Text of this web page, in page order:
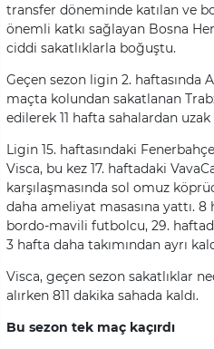
transfer döneminde katılan ve
önemli katkı sağlayan Bosna
ciddi sakatlıklarla boğuştu.
Geçen sezon ligin 2. haftasında
maçta kolundan sakatlanan
edilerek 11 hafta sahalardan uzak
Ligin 15. haftasındaki
Visca, bu kez 17. haftadaki
karşılaşmasında sol omuz
daha ameliyat masasına yattı.
bordo-mavili futbolcu, 29.
3 hafta daha takımından ayrı
Visca, geçen sezon sakatlıklar
alırken 811 dakika sahada kaldı.
Bu sezon tek maç kaçırdı